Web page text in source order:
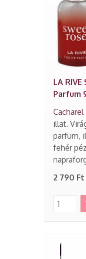
LA
Parfum
illat.
parfüm,
fehér
2 790 Ft